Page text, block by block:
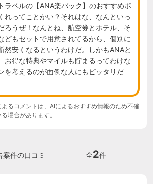
ラベルの【ANA楽パック】のおすすめポ
れってことかい？それはな、なんといっ
ろうぜ！なんとね、航空券とホテル、そ
どもセットで用意されてるから、個別に
然安くなるというわけだ。しかもANAと
お得な特典やマイルも貯まるってわけな
を考えるのが面倒な人にもピッタリだ
るコメントは、AIによるおすすめ情報のため不確
場合があります。
案件の口コミ 全2件